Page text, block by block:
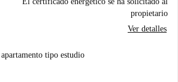
propietario
Ver detalles
tipo estudio